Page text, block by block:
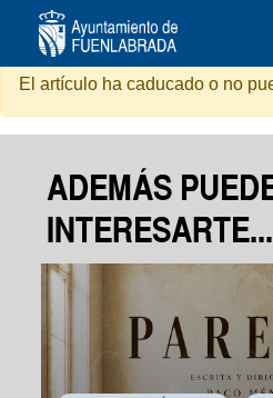
Subete a mi Tren -
El artículo ha caducado o no
ADEMÁS
INTERESARTE...